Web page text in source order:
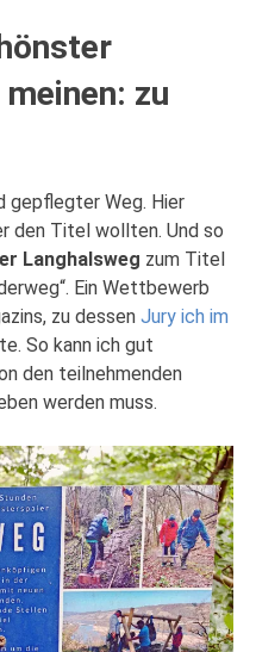
zu
gepflegter Weg. Hier
den Titel wollten. Und so
Langhalsweg zum Titel
Ein Wettbewerb
zu dessenJury ich im
So kann ich gut
den teilnehmenden
werden muss.